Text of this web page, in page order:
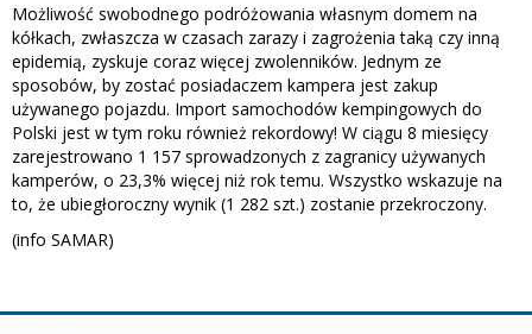
Możliwość swobodnego podróżowania własnym domem na
kółkach, zwłaszcza w czasach zarazy i zagrożenia taką czy inną
epidemią, zyskuje coraz więcej zwolenników. Jednym ze
sposobów, by zostać posiadaczem kampera jest zakup
używanego pojazdu. Import samochodów kempingowych do
Polski jest w tym roku również rekordowy! W ciągu 8 miesięcy
zarejestrowano 1 157 sprowadzonych z zagranicy używanych
kamperów, o 23,3% więcej niż rok temu. Wszystko wskazuje na
to, że ubiegłoroczny wynik (1 282 szt.) zostanie przekroczony.
(info SAMAR)